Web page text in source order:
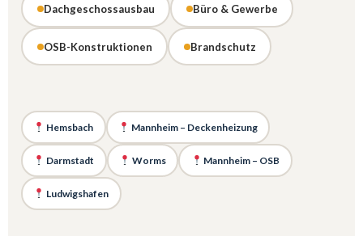
Dachgeschossausbau Büro & Gewerbe
OSB-Konstruktionen Brandschutz
Hemsbach Mannheim – Deckenheizung
Darmstadt Worms Mannheim – OSB
Ludwigshafen